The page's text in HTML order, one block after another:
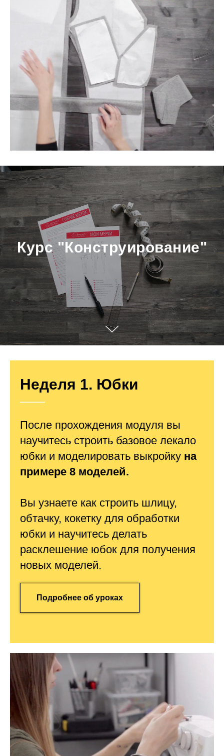
Курс "Конструирование"
Неделя 1. Юбки
После прохождения модуля вы
научитесь строить базовое лекало
юбки и моделировать выкройку на
примере 8 моделей.
Вы узнаете как строить шлицу,
обтачку, кокетку для обработки
юбки и научитесь делать
расклешение юбок для получения
новых моделей.
Подробнее об уроках